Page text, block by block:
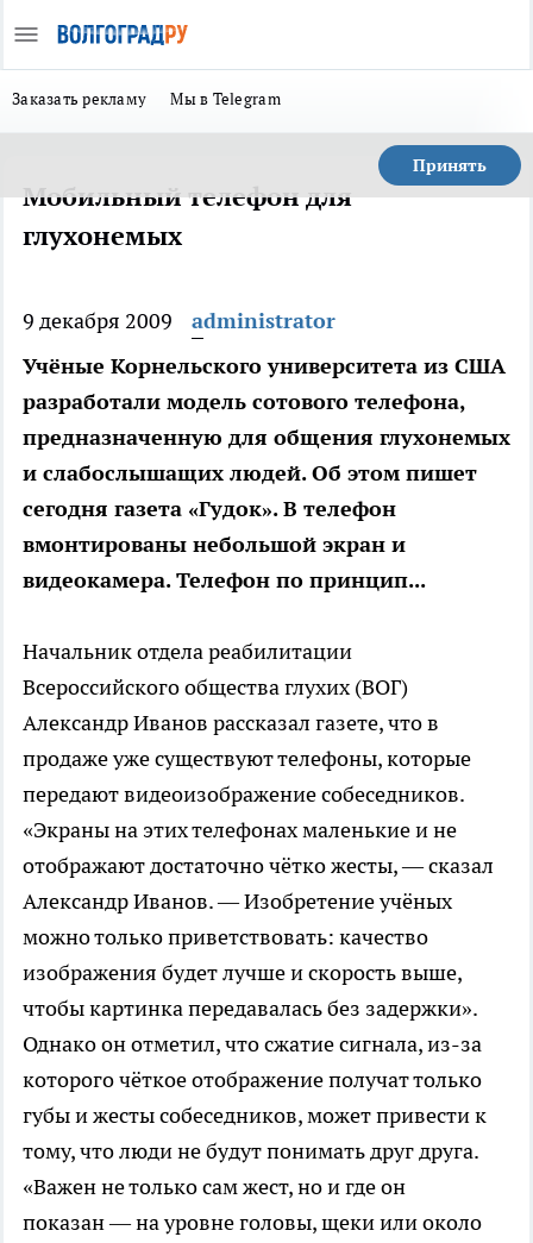
Заказать рекламу Мы в Telegram
Принять
Мобильный телефон для
глухонемых
9 декабря 2009
administrator
Учёные Корнельского университета из США
разработали модель сотового телефона,
предназначенную для общения глухонемых
и слабослышащих людей. Об этом пишет
сегодня газета «Гудок». В телефон
вмонтированы небольшой экран и
видеокамера. Телефон по принцип...
Начальник отдела реабилитации
Всероссийского общества глухих (ВОГ)
Александр Иванов рассказал газете, что в
продаже уже существуют телефоны, которые
передают видеоизображение собеседников.
«Экраны на этих телефонах маленькие и не
отображают достаточно чётко жесты, — сказал
Александр Иванов. — Изобретение учёных
можно только приветствовать: качество
изображения будет лучше и скорость выше,
чтобы картинка передавалась без задержки».
Однако он отметил, что сжатие сигнала, из-за
которого чёткое отображение получат только
губы и жесты собеседников, может привести к
тому, что люди не будут понимать друг друга.
«Важен не только сам жест, но и где он
показан — на уровне головы, щеки или около